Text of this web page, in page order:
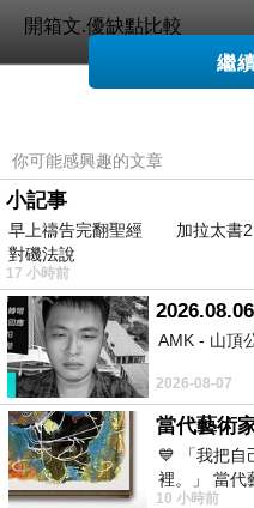
開箱文.優缺點比較
但是我想
會比較便宜，
都能買，上網慢慢挑選，
色
各大網路購物網為求有好
都有送300元或是500元的
購物網來購買(
《
繼
你可能感興趣的文章
小記事
早上禱告完翻聖經 加拉太書
對磯法說
17 小時前
2026.08.06
AMK - 山頂
2026-08-07
💙 「我把自
裡。」 當代
抽象韻味的
10 小時前